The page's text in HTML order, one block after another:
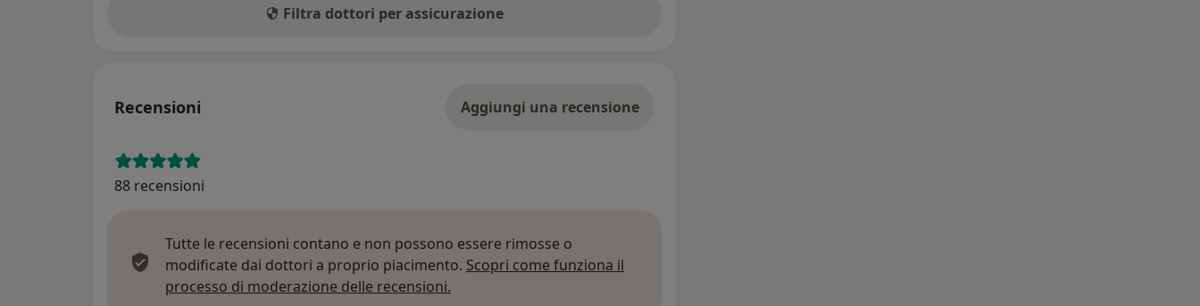
Filtra dottori per assicurazione
Recensioni Aggiungi una recensione
88 recensioni
Tutte le recensioni contano e non possono essere rimosse o
modificate dai dottori a proprio piacimento. Scopri come funziona il
processo di moderazione delle recensioni.